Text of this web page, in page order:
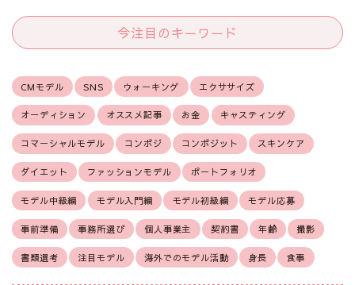
今注目のキーワード
CMモデル SNS ウォーキング エクササイズ
オーディション オススメ記事 お金 キャスティング
コマーシャルモデル コンポジ コンポジット スキンケア
ダイエット ファッションモデル ポートフォリオ
モデル中級編 モデル入門編 モデル初級編 モデル応募
事前準備 事務所選び 個人事業主 契約書 年齢 撮影
書類選考 注目モデル 海外でのモデル活動 身長 食事